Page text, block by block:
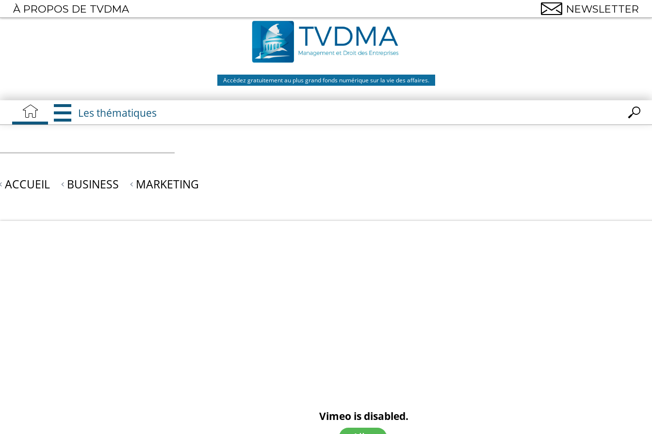
Aller
au
Accédez gratuitement au plus grand fonds numérique sur la vie des affaires.
Les thématiques
ACCUEIL BUSINESS MARKETING
Vimeo is disabled.
À PROPOS DE TVDMA NEWSLETTER